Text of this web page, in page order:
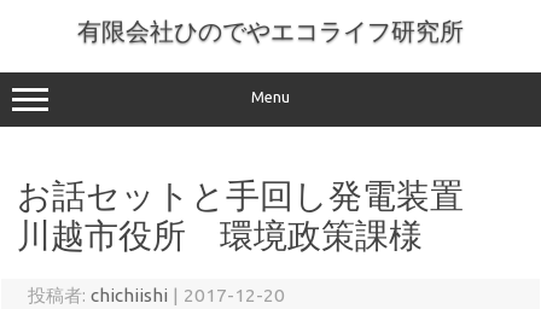
へ
ス
有限会社ひのでやエコライフ研究所
Menu
お話セットと手回し発電装置
川越市役所 環境政策課様
投稿者: chichiishi | 2017-12-20